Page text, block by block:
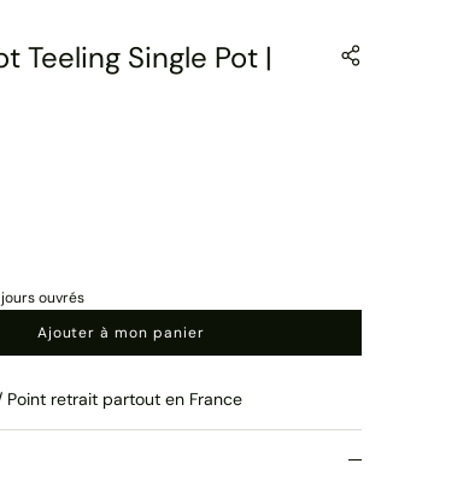
Teeling Single Pot |
ouvrés
Ajouter à mon panier
retrait partout en France